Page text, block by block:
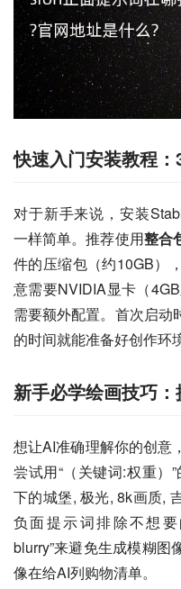
快速入门安装教程
对于新手来说，安装
一样简单。推荐使用整合
件的压缩包（约10GB）
意需要NVIDIA显卡（
需要额外配置。首次启动
的时间就能准备好创作环境
新手必学绘画技巧
想让AI准确理解你的创意
尝试用“（关键词:权重）
下的城堡, 极光, 8k画质,
负面提示词排除不想要
blurry”来避免生成模糊图
像在给AI列购物清单。